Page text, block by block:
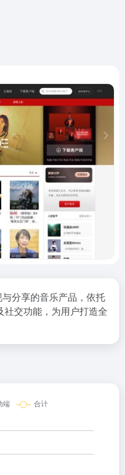
分享的音乐产品，依托
交功能，为用户打造全